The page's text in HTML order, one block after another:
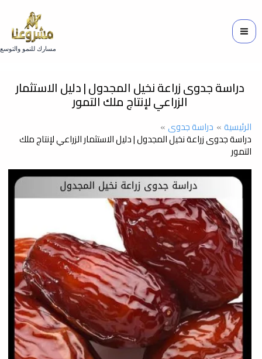
مسارك للنمو والتوسع
دراسة جدوى زراعة نخيل المجدول | دليل الاستثمار
الزراعي لإنتاج ملك التمور
الرئيسية دراسة جدوى
دراسة جدوى زراعة نخيل المجدول | دليل الاستثمار الزراعي لإنتاج ملك
التمور